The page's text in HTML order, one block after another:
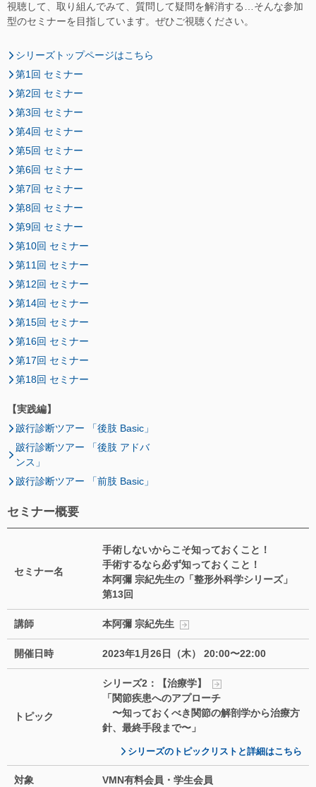
視聴して、取り組んでみて、質問して疑問を解消する…そんな参加
型のセミナーを目指しています。ぜひご視聴ください。
シリーズトップページはこちら
第1回 セミナー
第2回 セミナー
第3回 セミナー
第4回 セミナー
第5回 セミナー
第6回 セミナー
第7回 セミナー
第8回 セミナー
第9回 セミナー
第10回 セミナー
第11回 セミナー
第12回 セミナー
第14回 セミナー
第15回 セミナー
第16回 セミナー
第17回 セミナー
第18回 セミナー
【実践編】
跛行診断ツアー 「後肢 Basic」
跛行診断ツアー 「後肢 アドバ
ンス」
跛行診断ツアー 「前肢 Basic」
セミナー概要
セミナー名
手術しないからこそ知っておくこと！
手術するなら必ず知っておくこと！
本阿彌 宗紀先生の「整形外科学シリーズ」
第13回
講師 本阿彌 宗紀先生
開催日時 2023年1月26日（木） 20:00〜22:00
トピック
シリーズ2：【治療学】
「関節疾患へのアプローチ
〜知っておくべき関節の解剖学から治療方
針、最終手段まで〜」
シリーズのトピックリストと詳細はこちら
対象 VMN有料会員・学生会員